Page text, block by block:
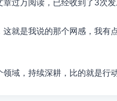
过万阅读，已经收到了3次
就是我说的那个网感，我有
域，持续深耕，比的就是行动